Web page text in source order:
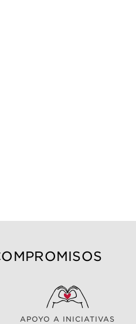
APOYO A INICIATIVAS